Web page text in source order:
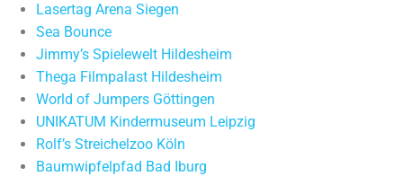
Lasertag Arena Siegen
Sea Bounce
Jimmy’s Spielewelt Hildesheim
Thega Filmpalast Hildesheim
World of Jumpers Göttingen
UNIKATUM Kindermuseum Leipzig
Rolf’s Streichelzoo Köln
Baumwipfelpfad Bad Iburg